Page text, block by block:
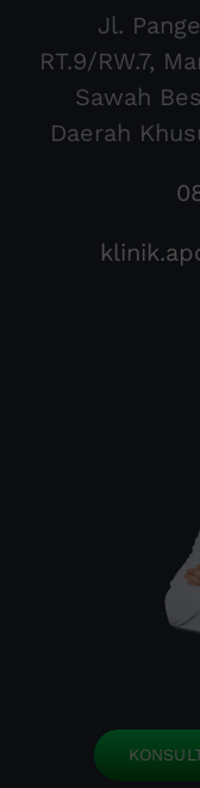
Jl.
RT.9/RW.7,
Sawah
Daerah